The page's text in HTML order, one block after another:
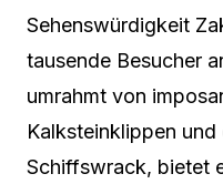
Sehenswürdigkeit
tausende Besucher
umrahmt von
Kalksteinklippen und
Schiffswrack, bietet